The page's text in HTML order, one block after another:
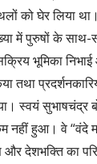
को घेर लिया
में पुरुषों के साथ-
भूमिका
तथा
स्वयं सुभाषचंद्र
नहीं हुआ। वे “वंदे
देशभक्ति का